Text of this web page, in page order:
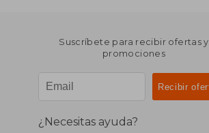
Suscríbete para recibir ofertas y
promociones
¿Necesitas ayuda?